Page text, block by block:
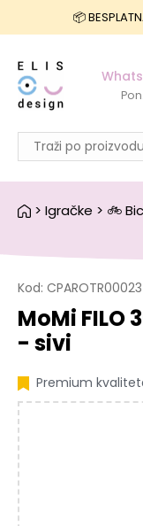
📦
> Igračke > 🚲
Kod: CPAROTR00023
MoMi FILO
- sivi
Premium